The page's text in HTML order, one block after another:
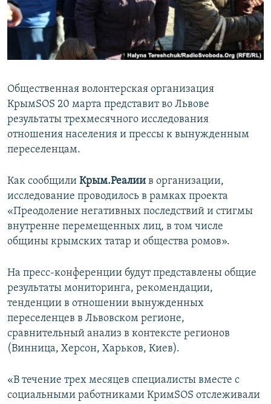
ПОБЕДИТЕЛЕЙ НЕ СУДЯТ?
КРЫМ.НЕПОКОРЕННЫЙ
ELIFBE
ПРИСОЕДИНЯЙТЕСЬ!
Все сайты RFE/RL
Общественная волонтерская организация
КрымSOS 20 марта представит во Львове
результаты трехмесячного исследования
отношения населения и прессы к вынужденным
переселенцам.
Как сообщили Крым.Реалии в организации,
исследование проводилось в рамках проекта
«Преодоление негативных последствий и стигмы
внутренне перемещенных лиц, в том числе
общины крымских татар и общества ромов».
На пресс-конференции будут представлены общие
результаты мониторинга, рекомендации,
тенденции в отношении вынужденных
переселенцев в Львовском регионе,
сравнительный анализ в контексте регионов
(Винница, Херсон, Харьков, Киев).
«В течение трех месяцев специалисты вместе с
социальными работниками КримSOS отслеживали